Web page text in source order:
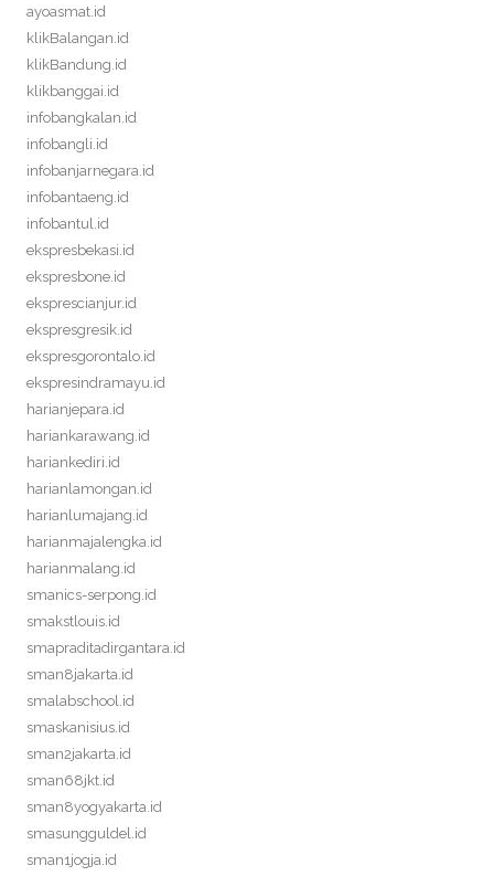
ayoasmat.id
klikBalangan.id
klikBandung.id
klikbanggai.id
infobangkalan.id
infobangli.id
infobanjarnegara.id
infobantaeng.id
infobantul.id
ekspresbekasi.id
ekspresbone.id
eksprescianjur.id
ekspresgresik.id
ekspresgorontalo.id
ekspresindramayu.id
harianjepara.id
hariankarawang.id
hariankediri.id
harianlamongan.id
harianlumajang.id
harianmajalengka.id
harianmalang.id
smanics-serpong.id
smakstlouis.id
smapraditadirgantara.id
sman8jakarta.id
smalabschool.id
smaskanisius.id
sman2jakarta.id
sman68jkt.id
sman8yogyakarta.id
smasungguldel.id
sman1jogja.id